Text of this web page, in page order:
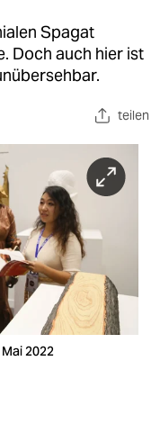
Spagat
Doch auch hier ist
teilen
2022